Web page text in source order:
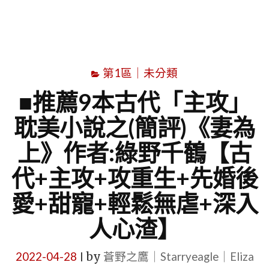
第1區｜未分類
■推薦9本古代「主攻」
耽美小說之(簡評)《妻為
上》作者:綠野千鶴【古
代+主攻+攻重生+先婚後
愛+甜寵+輕鬆無虐+深入
人心渣】
2022-04-28 by 蒼野之鷹｜Starryeagle｜Eliza